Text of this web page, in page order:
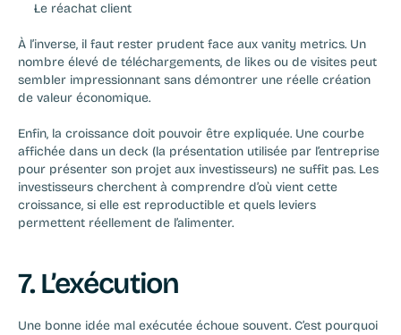
Le réachat client
À l’inverse, il faut rester prudent face aux vanity metrics. Un
nombre élevé de téléchargements, de likes ou de visites peut
sembler impressionnant sans démontrer une réelle création
de valeur économique.
Enfin, la croissance doit pouvoir être expliquée. Une courbe
affichée dans un deck (la présentation utilisée par l’entreprise
pour présenter son projet aux investisseurs) ne suffit pas. Les
investisseurs cherchent à comprendre d’où vient cette
croissance, si elle est reproductible et quels leviers
permettent réellement de l’alimenter.
7. L’exécution
Une bonne idée mal exécutée échoue souvent. C’est pourquoi